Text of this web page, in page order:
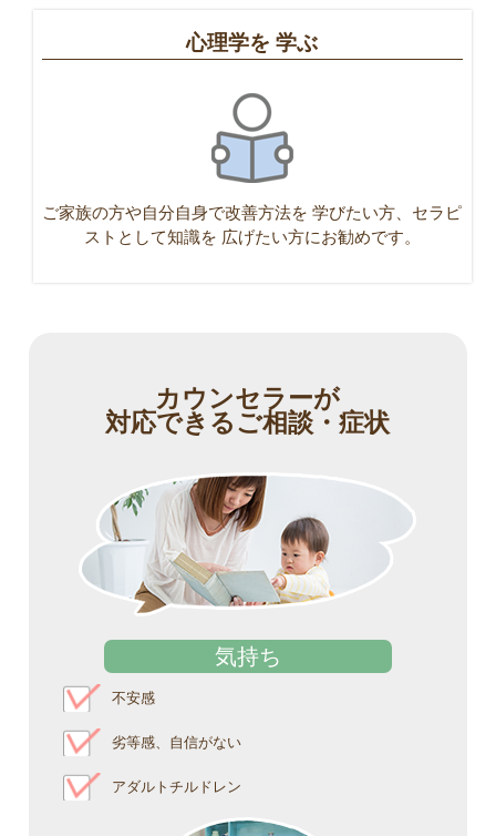
心理学を 学ぶ
ご家族の方や自分自身で改善方法を 学びたい方、セラピ
ストとして知識を 広げたい方にお勧めです。
カウンセラーが
対応できるご相談・症状
気持ち
不安感
劣等感、自信がない
アダルトチルドレン